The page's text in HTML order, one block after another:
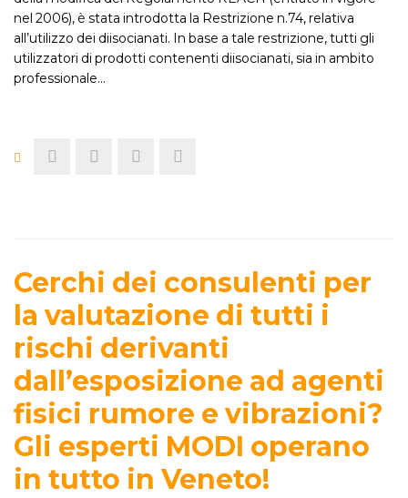
nel 2006), è stata introdotta la Restrizione n.74, relativa
all’utilizzo dei diisocianati. In base a tale restrizione, tutti gli
utilizzatori di prodotti contenenti diisocianati, sia in ambito
professionale…
Cerchi dei consulenti per
la valutazione di tutti i
rischi derivanti
dall’esposizione ad agenti
fisici rumore e vibrazioni?
Gli esperti MODI operano
in tutto in Veneto!